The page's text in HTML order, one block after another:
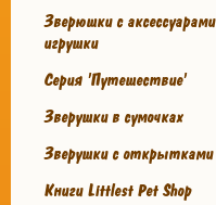
Зверюшки с аксессуарами
игрушки
Серия 'Путешествие'
Зверушки в сумочках
Зверушки с открытками
Книги Littlest Pet Shop